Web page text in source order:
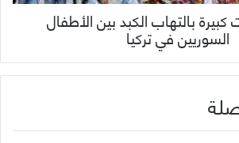
كبيرة بالتهاب الكبد بين الأطفال
السوريين في تركيا